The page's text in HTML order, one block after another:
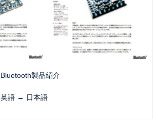
Bluetooth製品紹介
英語 → 日本語